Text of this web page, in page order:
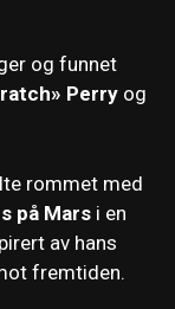
og funnet
Perry og
rommet med
på Mars i en
av hans
fremtiden.